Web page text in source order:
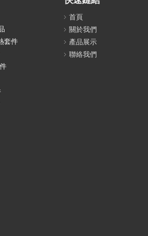
套件
首頁
關於我們
產品展示
聯絡我們